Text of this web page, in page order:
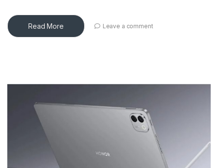
Read More Leave a comment